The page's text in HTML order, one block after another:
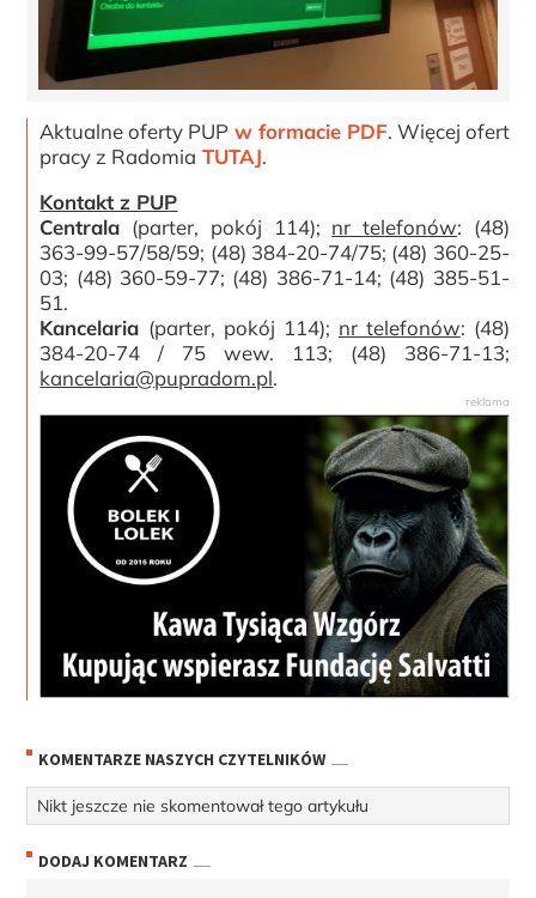
Aktualne oferty PUP w formacie PDF. Więcej ofert
pracy z Radomia TUTAJ.
Kontakt z PUP
Centrala (parter, pokój 114); nr telefonów: (48)
363-99-57/58/59; (48) 384-20-74/75; (48) 360-25-
03; (48) 360-59-77; (48) 386-71-14; (48) 385-51-
51.
Kancelaria (parter, pokój 114); nr telefonów: (48)
384-20-74 / 75 wew. 113; (48) 386-71-13;
kancelaria@pupradom.pl.
KOMENTARZE NASZYCH CZYTELNIKÓW
Nikt jeszcze nie skomentował tego artykułu
DODAJ KOMENTARZ